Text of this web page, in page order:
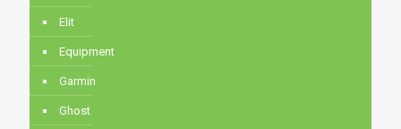
Elit
Equipment
Garmin
Ghost